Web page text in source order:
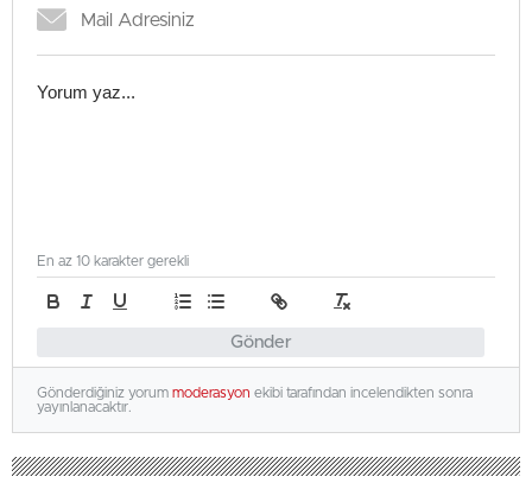
Gönder
En az 10 karakter gerekli
Gönderdiğiniz yorum moderasyon ekibi tarafından incelendikten sonra
yayınlanacaktır.